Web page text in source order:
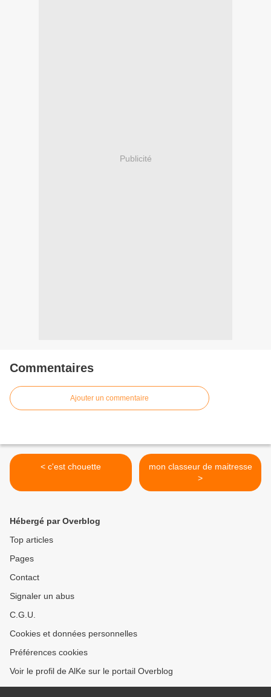
Publicité
Commentaires
Ajouter un commentaire
< c'est chouette
mon classeur de maitresse
>
Hébergé par Overblog
Top articles
Pages
Contact
Signaler un abus
C.G.U.
Cookies et données personnelles
Préférences cookies
Voir le profil de AlKe sur le portail Overblog